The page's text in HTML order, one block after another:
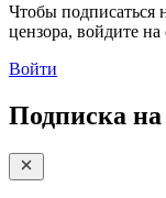
Чтобы подписаться
цензора, войдите на
Войти
Подписка на